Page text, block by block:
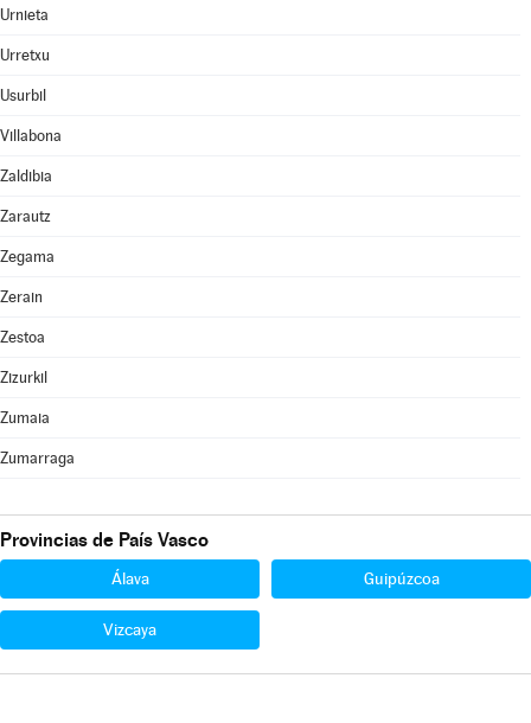
Urnieta
Urretxu
Usurbil
Villabona
Zaldibia
Zarautz
Zegama
Zerain
Zestoa
Zizurkil
Zumaia
Zumarraga
Provincias de País Vasco
Álava Guipúzcoa
Vizcaya